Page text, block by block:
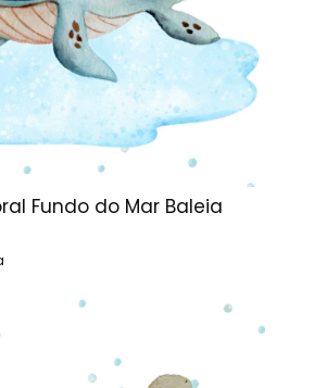
Fundo do Mar Baleia